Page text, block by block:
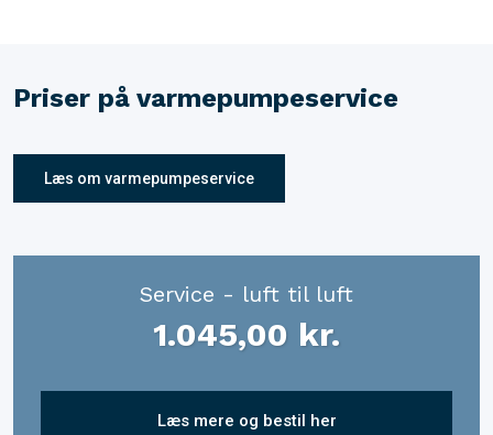
Priser på varmepumpeservice
​Læs om varmepumpeservice
Service - luft til luft
1.045,00 kr.​
Læs mere og bestil her